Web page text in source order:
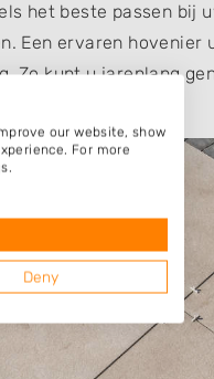
het beste passen bij
Een ervaren hovenier
Zo kunt u jarenlang
vraagt.
our website, show
For more
Deny